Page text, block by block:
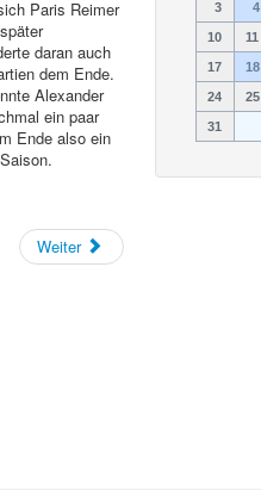
Paris Reimer
daran auch
dem Ende.
Alexander
ein paar
Ende also ein
Weiter
3 4
10 11
17 18
24 25
31